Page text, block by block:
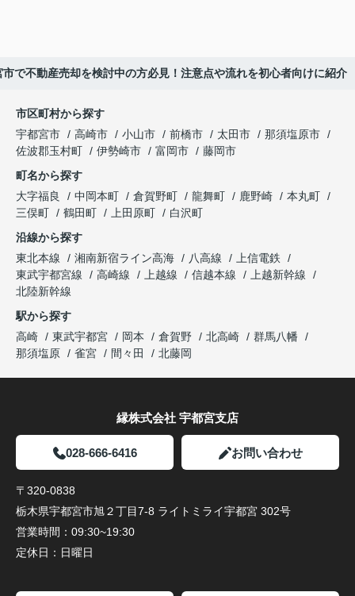
市で不動産売却を検討中の方必見！注意点や流れを初心者向けに紹介
市区町村から探す
宇都宮市
高崎市 小山市 前橋市 太田市
那須塩原市
佐波郡玉村町
伊勢崎市 富岡市
藤岡市
町名から探す
大字福良
中岡本町 倉賀野町 龍舞町 鹿野崎
本丸町
三俣町
鶴田町 上田原町
白沢町
沿線から探す
東北本線
湘南新宿ライン高海 八高線
上信電鉄
東武宇都宮線
高崎線 上越線 信越本線
上越新幹線
北陸新幹線
駅から探す
高崎
東武宇都宮 岡本 倉賀野 北高崎
群馬八幡
那須塩原
雀宮 間々田 北藤岡
縁株式会社 宇都宮支店
028-666-6416 お問い合わせ
〒320-0838
栃木県宇都宮市旭２丁目7-8 ライトミライ宇都宮 302号
営業時間： 09:30~19:30
定休日： 日曜日